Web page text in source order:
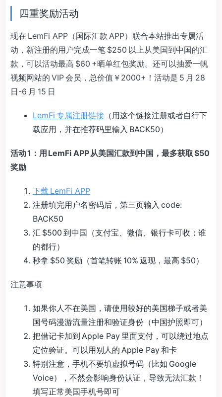
四重奖励活动
现在 LemFi APP（国际汇款 APP）联合本站推出专属活
动，新注册的用户完成一笔 $250 以上从美国到中国的汇
款，可以活动最高 $60 +晒单红包奖励。还可以抽爱一帆
视频网站的 VIP 会员，总价值￥2000+！活动是 5 月 28
日-6 月 15 日
LemFi 专属注册链接 （用这个链接注册或者自行下
载应用，并在推荐码里输入 BACK50）
活动 1：用 LemFi APP 从美国汇款到中国，最多获取 $50
奖励
下载 LemFi APP
注册填完用户名密码后，第三页输入 code:
BACK50
汇 $500 到中国（支付宝、微信、银行卡可收；谁
的都行）
秒拿 $50 奖励（首笔转账 10% 返现，最高 $50）
注意事项
如果你人不在美国，请使用较好的美国梯子或者美
国号码漫游流量注册和验证身份（中国护照即可）
把借记卡加到 Apple Pay 里面支付，可以绕过地点
定位验证。可以用别人的 Apple Pay 和卡
特别注意，手机不要填虚拟号码（比如 Google
Voice），不然会影响身份认证，导致无法汇款！
填写正常美国手机号即可